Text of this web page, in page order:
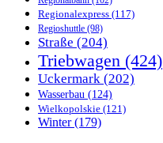
Regionalexpress (117)
Regioshuttle (98)
Straße (204)
Triebwagen (424)
Uckermark (202)
Wasserbau (124)
Wielkopolskie (121)
Winter(179)